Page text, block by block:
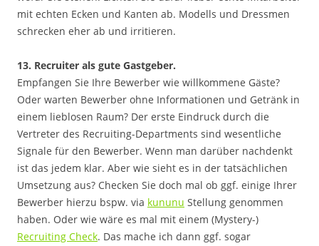
mit echten Ecken und Kanten ab. Modells und Dressmen
schrecken eher ab und irritieren.
13. Recruiter als gute Gastgeber.
Empfangen Sie Ihre Bewerber wie willkommene Gäste?
Oder warten Bewerber ohne Informationen und Getränk in
einem lieblosen Raum? Der erste Eindruck durch die
Vertreter des Recruiting-Departments sind wesentliche
Signale für den Bewerber. Wenn man darüber nachdenkt
ist das jedem klar. Aber wie sieht es in der tatsächlichen
Umsetzung aus? Checken Sie doch mal ob ggf. einige Ihrer
Bewerber hierzu bspw. via kununu Stellung genommen
haben. Oder wie wäre es mal mit einem (Mystery-)
Recruiting Check. Das mache ich dann ggf. sogar